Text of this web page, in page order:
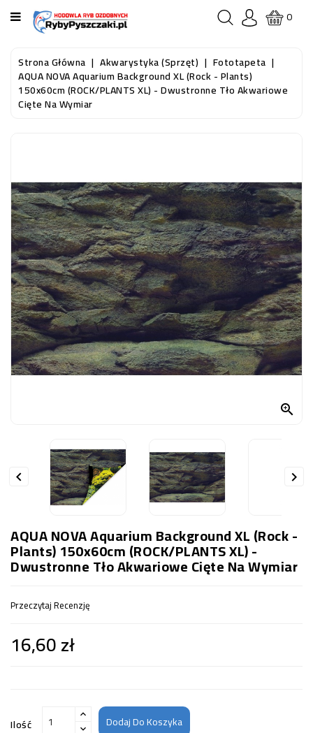
KATEGORIA
STRONA
GŁÓWNA
RYBY
DO
OCZKA
WODNEGO
I
STAWU
AKWARYSTYKA
(SPRZĘT)
OCZKO
WODNE
(SPRZĘT)
0
Strona Główna Akwarystyka (sprzęt) Fototapeta
AQUA NOVA Aquarium Background XL (Rock - Plants)
150x60cm (ROCK/PLANTS XL) - Dwustronne Tło Akwariowe
Cięte Na Wymiar

 
AQUA NOVA Aquarium Background XL (Rock -
Plants) 150x60cm (ROCK/PLANTS XL) -
Dwustronne Tło Akwariowe Cięte Na Wymiar
Przeczytaj Recenzję
16,60 zł
Ilość Dodaj Do Koszyka